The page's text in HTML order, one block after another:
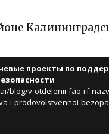
проекты по
blog/v-otdelenii-fao-rf-
i-prodovolstvennoi-